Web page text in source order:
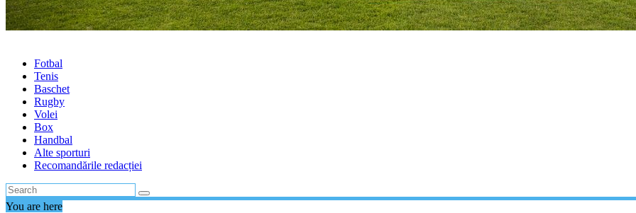
Fotbal
Tenis
Baschet
Rugby
Volei
Box
Handbal
Alte sporturi
Recomandările redacției
You are here